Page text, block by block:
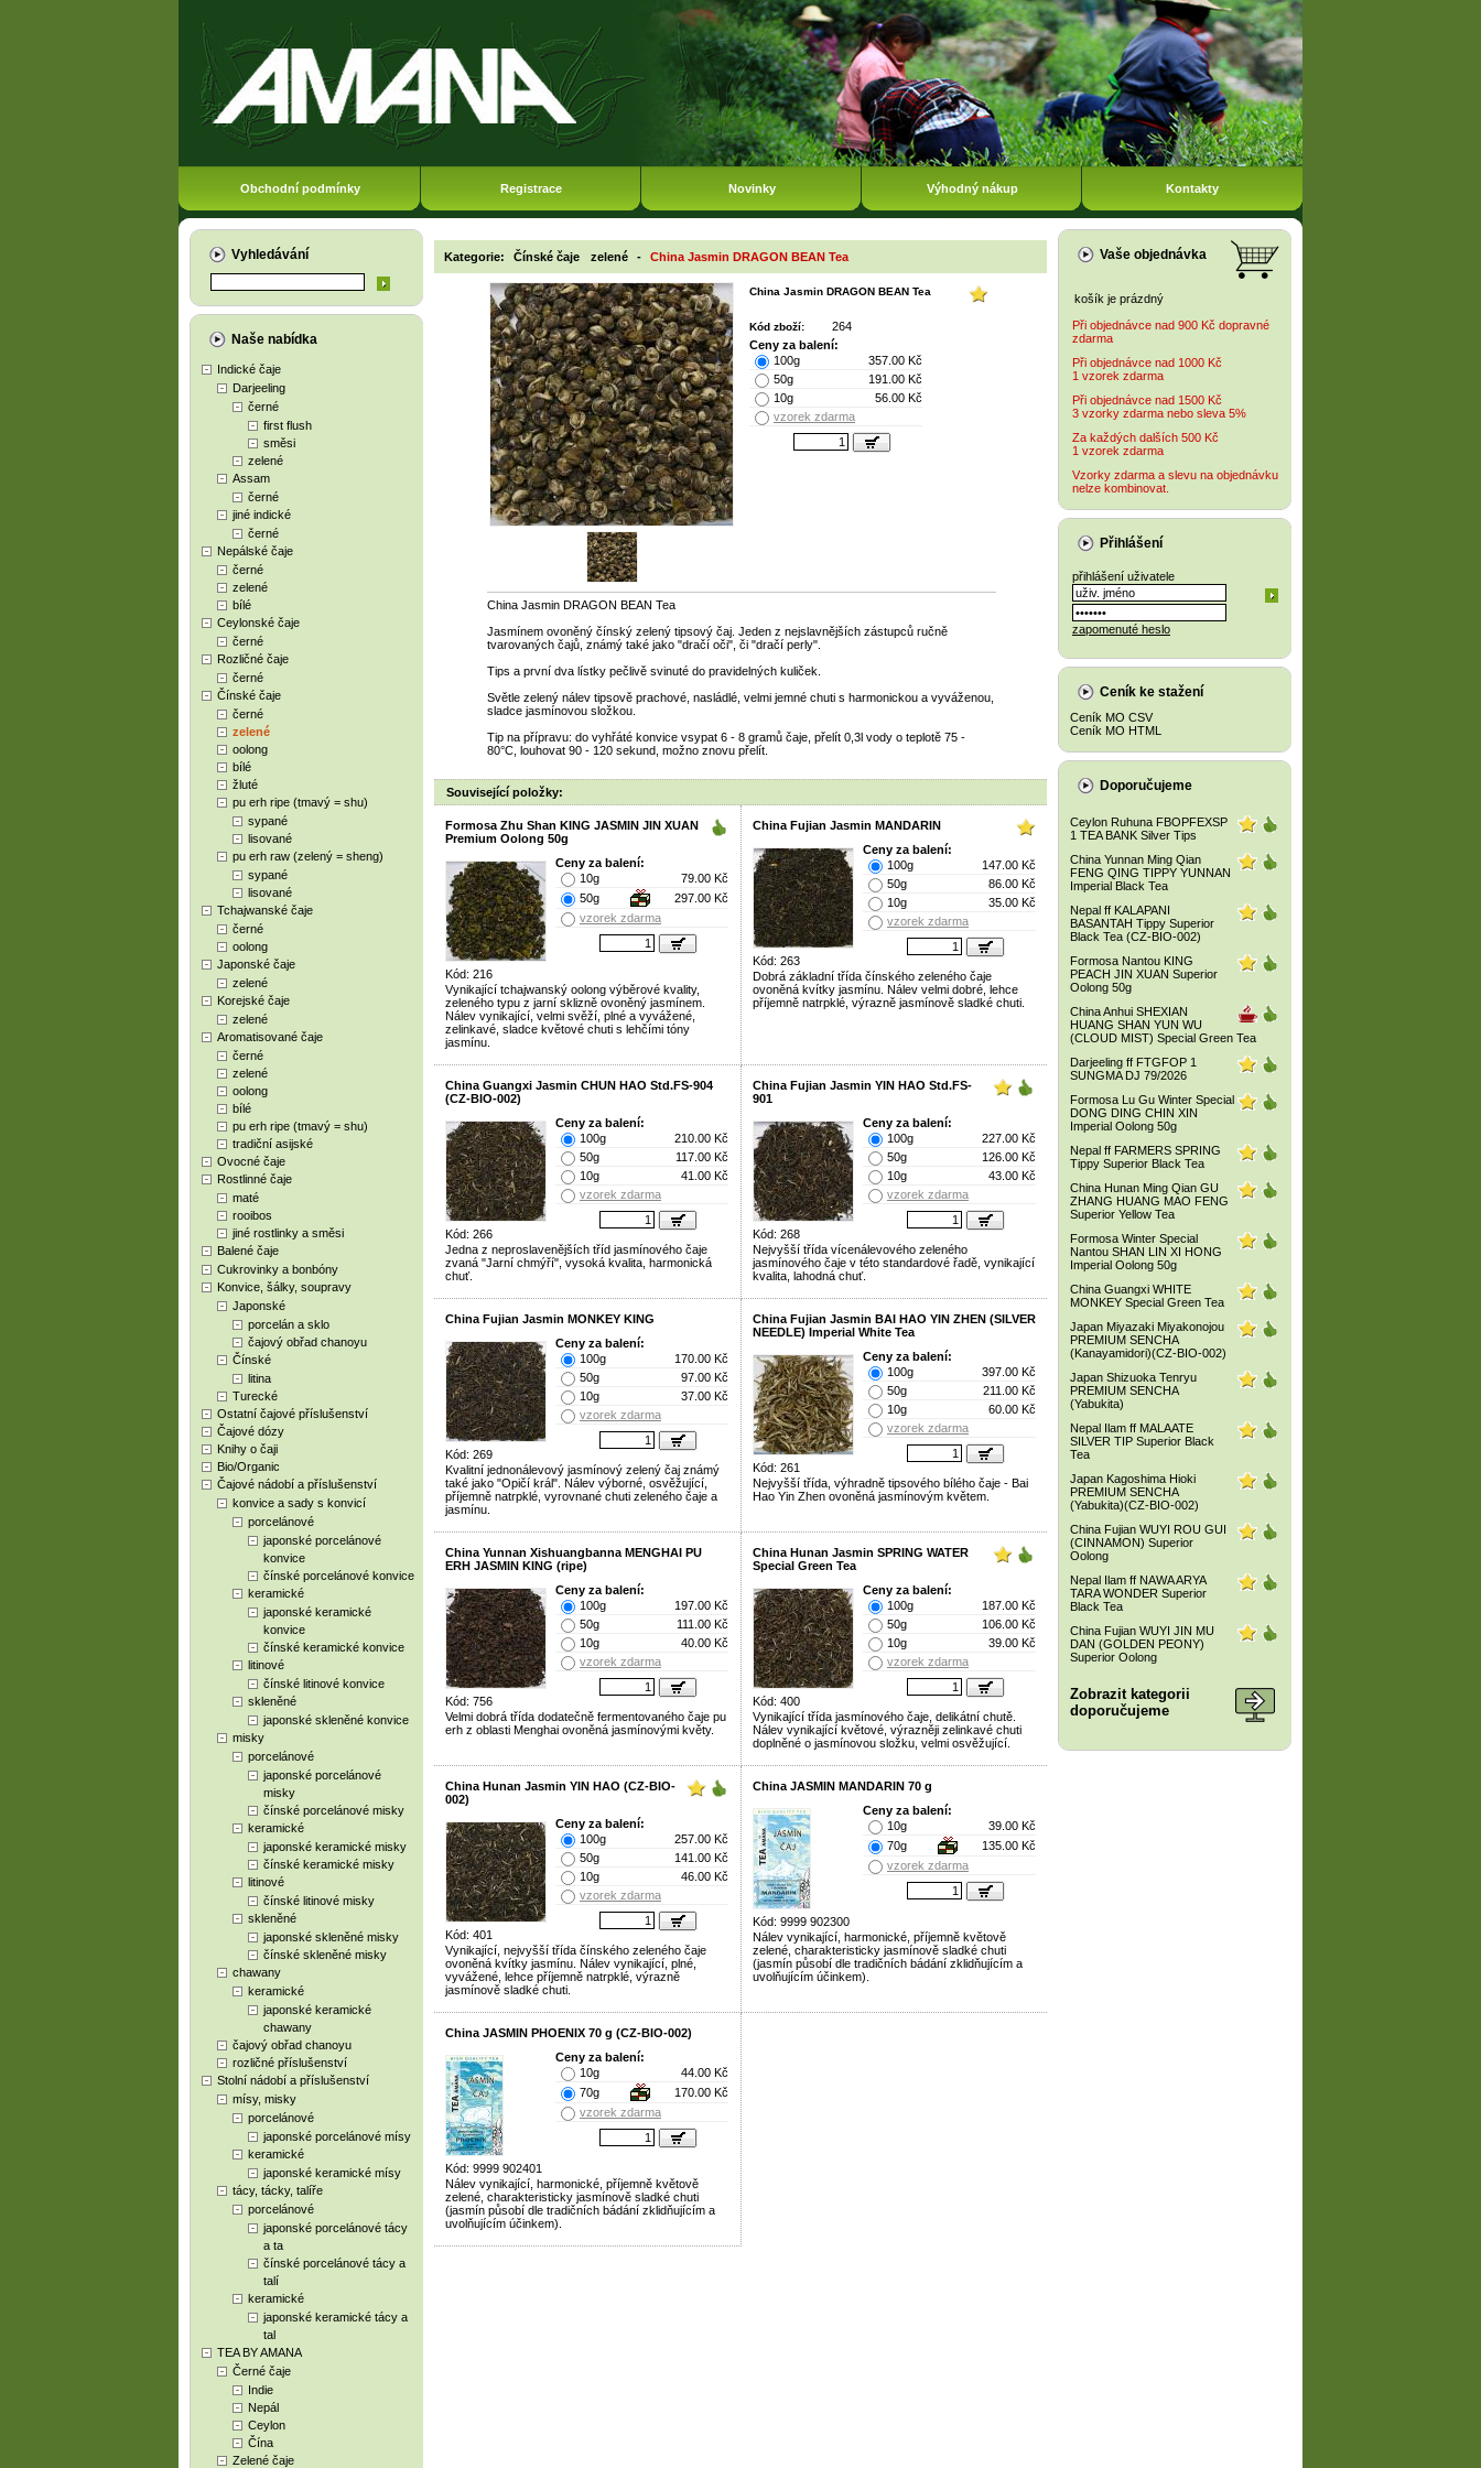
Obchodní podmínky Registrace Novinky Výhodný nákup Kontakty
Vyhledávání
Naše nabídka
Indické čaje
Darjeeling
černé
first flush
směsi
zelené
Assam
černé
jiné indické
černé
Nepálské čaje
černé
zelené
bílé
Ceylonské čaje
černé
Rozličné čaje
černé
Čínské čaje
černé
zelené
oolong
bílé
žluté
pu erh ripe (tmavý = shu)
sypané
lisované
pu erh raw (zelený = sheng)
sypané
lisované
Tchajwanské čaje
černé
oolong
Japonské čaje
zelené
Korejské čaje
zelené
Aromatisované čaje
černé
zelené
oolong
bílé
pu erh ripe (tmavý = shu)
tradiční asijské
Ovocné čaje
Rostlinné čaje
maté
rooibos
jiné rostlinky a směsi
Balené čaje
Cukrovinky a bonbóny
Konvice, šálky, soupravy
Japonské
porcelán a sklo
čajový obřad chanoyu
Čínské
litina
Turecké
Ostatní čajové příslušenství
Čajové dózy
Knihy o čaji
Bio/Organic
Čajové nádobí a příslušenství
konvice a sady s konvicí
porcelánové
japonské porcelánové
konvice
čínské porcelánové konvice
keramické
japonské keramické
konvice
čínské keramické konvice
litinové
čínské litinové konvice
skleněné
japonské skleněné konvice
misky
porcelánové
japonské porcelánové
misky
čínské porcelánové misky
keramické
japonské keramické misky
čínské keramické misky
litinové
čínské litinové misky
skleněné
japonské skleněné misky
čínské skleněné misky
chawany
keramické
japonské keramické
chawany
čajový obřad chanoyu
rozličné příslušenství
Stolní nádobí a příslušenství
mísy, misky
porcelánové
japonské porcelánové mísy
keramické
japonské keramické mísy
tácy, tácky, talíře
porcelánové
japonské porcelánové tácy
a ta
čínské porcelánové tácy a
talí
keramické
japonské keramické tácy a
tal
TEA BY AMANA
Černé čaje
Indie
Nepál
Ceylon
Čína
Zelené čaje
Kategorie: Čínské čaje zelené - China Jasmin DRAGON BEAN Tea
China Jasmin DRAGON BEAN Tea
Kód zboží:
264
Ceny za balení:
100g
357.00 Kč
50g
191.00 Kč
10g
56.00 Kč
vzorek zdarma
China Jasmin DRAGON BEAN Tea
Jasmínem ovoněný čínský zelený tipsový čaj. Jeden z nejslavnějších zástupců ručně
tvarovaných čajů, známý také jako "dračí oči", či "dračí perly".
Tips a první dva lístky pečlivě svinuté do pravidelných kuliček.
Světle zelený nálev tipsově prachové, nasládlé, velmi jemné chuti s harmonickou a vyváženou,
sladce jasmínovou složkou.
Tip na přípravu: do vyhřáté konvice vsypat 6 - 8 gramů čaje, přelít 0,3l vody o teplotě 75 -
80°C, louhovat 90 - 120 sekund, možno znovu přelít.
Související položky:
Formosa Zhu Shan KING JASMIN JIN XUAN
Premium Oolong 50g
Kód: 216
Ceny za balení:
10g
79.00 Kč
50g
297.00 Kč
vzorek zdarma
Vynikající tchajwanský oolong výběrové kvality,
zeleného typu z jarní sklizně ovoněný jasmínem.
Nálev vynikající, velmi svěží, plné a vyvážené,
zelinkavé, sladce květové chuti s lehčími tóny
jasmínu.
China Fujian Jasmin MANDARIN
Kód: 263
Ceny za balení:
100g
147.00 Kč
50g
86.00 Kč
10g
35.00 Kč
vzorek zdarma
Dobrá základní třída čínského zeleného čaje
ovoněná kvítky jasmínu. Nálev velmi dobré, lehce
příjemně natrpklé, výrazně jasmínově sladké chuti.
China Guangxi Jasmin CHUN HAO Std.FS-904
(CZ-BIO-002)
Kód: 266
Ceny za balení:
100g
210.00 Kč
50g
117.00 Kč
10g
41.00 Kč
vzorek zdarma
Jedna z neproslavenějších tříd jasmínového čaje
zvaná "Jarní chmýří", vysoká kvalita, harmonická
chuť.
China Fujian Jasmin YIN HAO Std.FS-
901
Kód: 268
Ceny za balení:
100g
227.00 Kč
50g
126.00 Kč
10g
43.00 Kč
vzorek zdarma
Nejvyšší třída vícenálevového zeleného
jasmínového čaje v této standardové řadě, vynikající
kvalita, lahodná chuť.
China Fujian Jasmin MONKEY KING
Kód: 269
Ceny za balení:
100g
170.00 Kč
50g
97.00 Kč
10g
37.00 Kč
vzorek zdarma
Kvalitní jednonálevový jasmínový zelený čaj známý
také jako "Opičí král". Nálev výborné, osvěžující,
příjemně natrpklé, vyrovnané chuti zeleného čaje a
jasmínu.
China Fujian Jasmin BAI HAO YIN ZHEN (SILVER
NEEDLE) Imperial White Tea
Kód: 261
Ceny za balení:
100g
397.00 Kč
50g
211.00 Kč
10g
60.00 Kč
vzorek zdarma
Nejvyšší třída, výhradně tipsového bílého čaje - Bai
Hao Yin Zhen ovoněná jasmínovým květem.
China Yunnan Xishuangbanna MENGHAI PU
ERH JASMIN KING (ripe)
Kód: 756
Ceny za balení:
100g
197.00 Kč
50g
111.00 Kč
10g
40.00 Kč
vzorek zdarma
Velmi dobrá třída dodatečně fermentovaného čaje pu
erh z oblasti Menghai ovoněná jasmínovými květy.
China Hunan Jasmin SPRING WATER
Special Green Tea
Kód: 400
Ceny za balení:
100g
187.00 Kč
50g
106.00 Kč
10g
39.00 Kč
vzorek zdarma
Vynikající třída jasmínového čaje, delikátní chutě.
Nálev vynikající květové, výrazněji zelinkavé chuti
doplněné o jasmínovou složku, velmi osvěžující.
China Hunan Jasmin YIN HAO (CZ-BIO-
002)
Kód: 401
Ceny za balení:
100g
257.00 Kč
50g
141.00 Kč
10g
46.00 Kč
vzorek zdarma
Vynikající, nejvyšší třída čínského zeleného čaje
ovoněná kvítky jasmínu. Nálev vynikající, plné,
vyvážené, lehce příjemně natrpklé, výrazně
jasmínově sladké chuti.
China JASMIN MANDARIN 70 g
Kód: 9999 902300
Ceny za balení:
10g
39.00 Kč
70g
135.00 Kč
vzorek zdarma
Nálev vynikající, harmonické, příjemně květově
zelené, charakteristicky jasmínově sladké chuti
(jasmín působí dle tradičních bádání zklidňujícím a
uvolňujícím účinkem).
China JASMIN PHOENIX 70 g (CZ-BIO-002)
Kód: 9999 902401
Ceny za balení:
10g
44.00 Kč
70g
170.00 Kč
vzorek zdarma
Nálev vynikající, harmonické, příjemně květově
zelené, charakteristicky jasmínově sladké chuti
(jasmín působí dle tradičních bádání zklidňujícím a
uvolňujícím účinkem).
Vaše objednávka
košík je prázdný
Při objednávce nad 900 Kč dopravné
zdarma
Při objednávce nad 1000 Kč
1 vzorek zdarma
Při objednávce nad 1500 Kč
3 vzorky zdarma nebo sleva 5%
Za každých dalších 500 Kč
1 vzorek zdarma
Vzorky zdarma a slevu na objednávku
nelze kombinovat.
Přihlášení
přihlášení uživatele
zapomenuté heslo
Ceník ke stažení
Ceník MO CSV
Ceník MO HTML
Doporučujeme
Ceylon Ruhuna FBOPFEXSP
1 TEA BANK Silver Tips
China Yunnan Ming Qian
FENG QING TIPPY YUNNAN
Imperial Black Tea
Nepal ff KALAPANI
BASANTAH Tippy Superior
Black Tea (CZ-BIO-002)
Formosa Nantou KING
PEACH JIN XUAN Superior
Oolong 50g
China Anhui SHEXIAN
HUANG SHAN YUN WU
(CLOUD MIST) Special Green Tea
Darjeeling ff FTGFOP 1
SUNGMA DJ 79/2026
Formosa Lu Gu Winter Special
DONG DING CHIN XIN
Imperial Oolong 50g
Nepal ff FARMERS SPRING
Tippy Superior Black Tea
China Hunan Ming Qian GU
ZHANG HUANG MAO FENG
Superior Yellow Tea
Formosa Winter Special
Nantou SHAN LIN XI HONG
Imperial Oolong 50g
China Guangxi WHITE
MONKEY Special Green Tea
Japan Miyazaki Miyakonojou
PREMIUM SENCHA
(Kanayamidori)(CZ-BIO-002)
Japan Shizuoka Tenryu
PREMIUM SENCHA
(Yabukita)
Nepal Ilam ff MALAATE
SILVER TIP Superior Black
Tea
Japan Kagoshima Hioki
PREMIUM SENCHA
(Yabukita)(CZ-BIO-002)
China Fujian WUYI ROU GUI
(CINNAMON) Superior
Oolong
Nepal Ilam ff NAWA ARYA
TARA WONDER Superior
Black Tea
China Fujian WUYI JIN MU
DAN (GOLDEN PEONY)
Superior Oolong
Zobrazit kategorii
doporučujeme